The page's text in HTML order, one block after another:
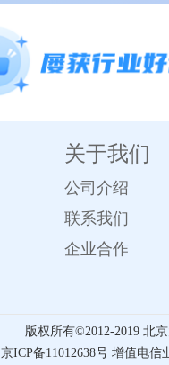
关于我们
公司介绍
联系我们
企业合作
版权所有©️2012-2019 北
京ICP备11012638号 增值电信